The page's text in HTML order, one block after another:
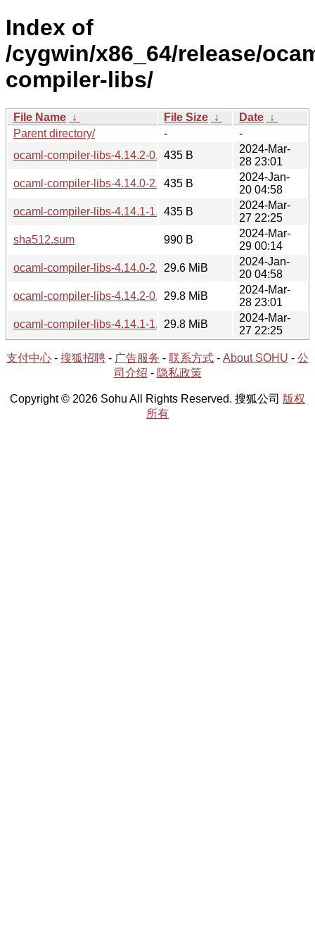
Index of
/cygwin/x86_64/release/
compiler-libs/
File Name ↓ File Size ↓ Date ↓
Parent directory/
-
-
ocaml-compiler-libs-4.14.2-0.hint435 B
2024-Mar-
28 23:01
ocaml-compiler-libs-4.14.0-2.hint435 B
2024-Jan-
20 04:58
ocaml-compiler-libs-4.14.1-1.hint435 B
2024-Mar-
27 22:25
sha512.sum
990 B
2024-Mar-
29 00:14
ocaml-compiler-libs-4.14.0-2.tar.xz29.6 MiB
2024-Jan-
20 04:58
ocaml-compiler-libs-4.14.2-0.tar.xz29.8 MiB
2024-Mar-
28 23:01
ocaml-compiler-libs-4.14.1-1.tar.xz29.8 MiB
2024-Mar-
27 22:25
支付中心 - 搜狐招聘 - 广告服务 - 联系方式 - About SOHU - 公
司介绍 - 隐私政策
Copyright © 2026 Sohu All Rights Reserved. 搜狐公司 版权
所有